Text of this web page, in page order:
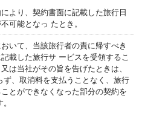
より、契約書面に記載した旅行日
可能となっ たとき。
いて、当該旅行者の責に帰すべき
載した旅行サ ービスを受領するこ
は当社がその旨を告げたときは、
、取消料を支払うことなく、旅行
とができなくなった部分の契約を